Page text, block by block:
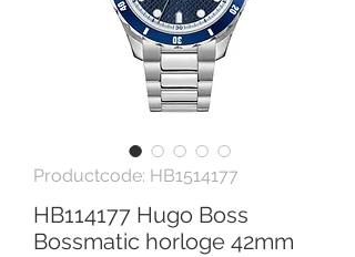
Productcode: HB1514177
HB114177 Hugo Boss
Bossmatic horloge 42mm